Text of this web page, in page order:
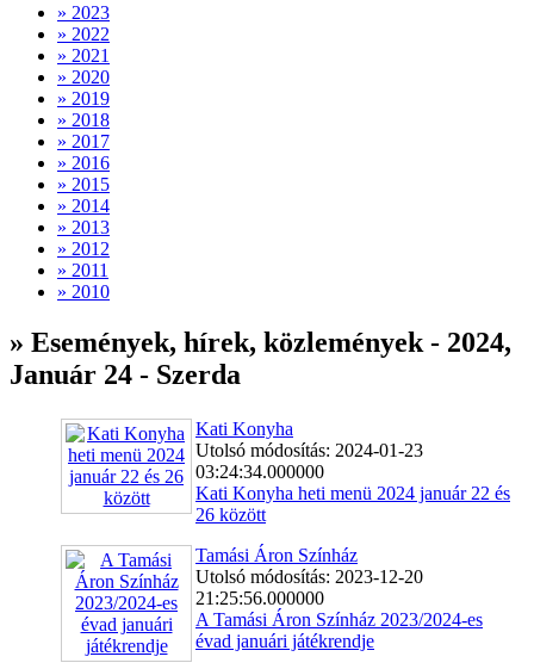
» 2023
» 2022
» 2021
» 2020
» 2019
» 2018
» 2017
» 2016
» 2015
» 2014
» 2013
» 2012
» 2011
» 2010
» Események, hírek, közlemények - 2024,
Január 24 - Szerda
Kati Konyha
Utolsó módosítás: 2024-01-23
03:24:34.000000
Kati Konyha heti menü 2024 január 22 és
26 között
Tamási Áron Színház
Utolsó módosítás: 2023-12-20
21:25:56.000000
A Tamási Áron Színház 2023/2024-es
évad januári játékrendje